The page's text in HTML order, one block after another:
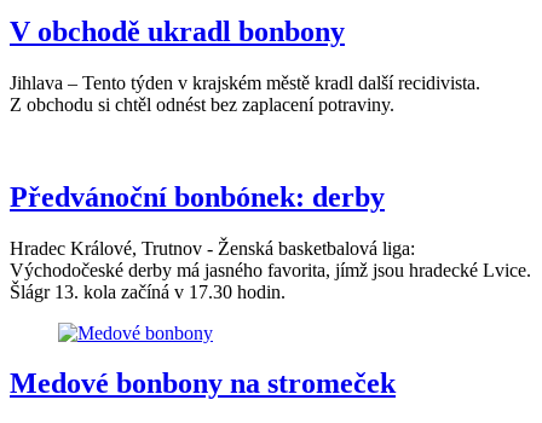
V obchodě ukradl bonbony
Jihlava – Tento týden v krajském městě kradl další recidivista.
Z obchodu si chtěl odnést bez zaplacení potraviny.
Předvánoční bonbónek: derby
Hradec Králové, Trutnov - Ženská basketbalová liga:
Východočeské derby má jasného favorita, jímž jsou hradecké Lvice.
Šlágr 13. kola začíná v 17.30 hodin.
Medové bonbony na stromeček